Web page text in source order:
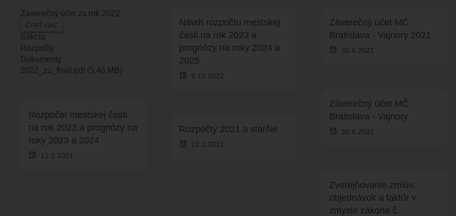
EVIDENCIA PSOV
VZN
DOKUMENTY
PETÍCIE
PROTIPOŽIARNA
ZVEREJNENIE
Záverečný účet za rok 2022
ČÍTAŤ VIAC
ZÁVEREČNÝ
ZA
Sekcia
Rozpočty
Dokumenty
Document
2022_zu_final.pdf (5.46 MB)
Návrh rozpočtu mestskej
časti na rok 2023 a
prognózy na roky 2024 a
2025
event
6.12.2022
Záverečný účet MČ
Bratislava - Vajnory 2021
event
30.6.2021
Záverečný účet MČ
Bratislava - Vajnory
event
30.6.2021
Rozpočet mestskej časti
na rok 2022 a prognózy na
roky 2023 a 2024
event
12.2.2021
Rozpočty 2021 a staršie
event
12.2.2021
Zverejňovanie zmlúv,
objednávok a faktúr v
zmysle zákona č.